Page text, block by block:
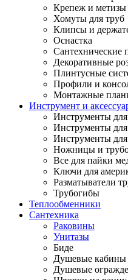
Крепеж и метизы
Хомуты для труб
Клипсы и
Оснастка
Сантехнические
Декоративные
Плинтусные
Профили и
Монтажные
Инструмент и
Инструменты
Инструменты для
Инструменты
Ножницы и
Все для пайки
Ключи для
Разматыватели
Трубогибы
Теплообменники
Сантехника
Раковины
Унитазы
Биде
Душевые кабины
Душевые